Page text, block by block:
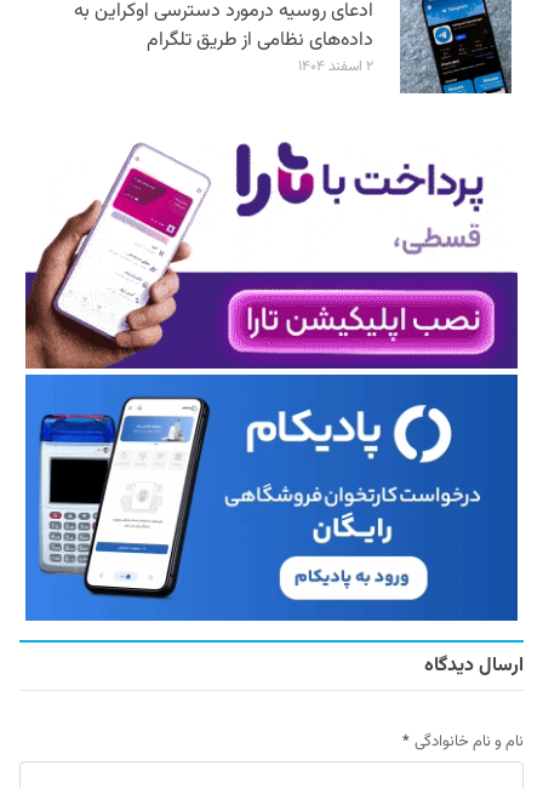
ادعای روسیه درمورد دسترسی اوکراین به
داده‌های نظامی از طریق تلگرام
۲ اسفند ۱۴۰۴
ارسال دیدگاه
نام و نام خانوادگی *